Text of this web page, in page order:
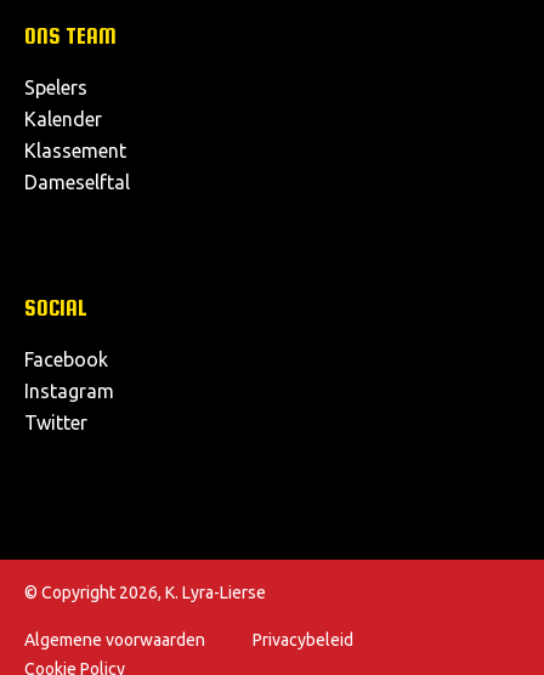
ONS TEAM
Spelers
Kalender
Klassement
Dameselftal
SOCIAL
Facebook
Instagram
Twitter
© Copyright 2026, K. Lyra-Lierse
Algemene voorwaarden
Privacybeleid
Cookie Policy